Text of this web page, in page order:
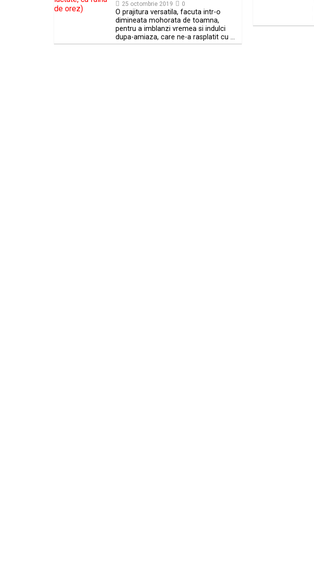
25 octombrie 2019 0
O prajitura versatila, facuta intr-o
dimineata mohorata de toamna,
pentru a imblanzi vremea si indulci
dupa-amiaza, care ne-a rasplatit cu …